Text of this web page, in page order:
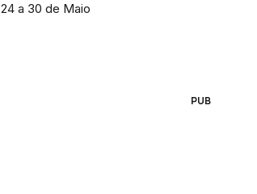
24 a 30 de Maio
PUB